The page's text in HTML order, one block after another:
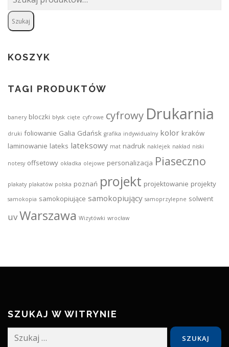
Szukaj
KOSZYK
TAGI PRODUKTÓW
banery bloczki błysk cięte cyfrowe cyfrowy Drukarnia
druki foliowanie Galia Gdańsk grafika indywidualny kolor kraków
laminowanie lateks lateksowy mat nadruk naklejek nakład niski
notesy offsetowy okładka olejowe personalizacja Piaseczno
plakaty plakatów polska poznań projekt projektowanie projekty
samokopia samokopiujące samokopiujący samoprzylepne solwent
uvWarszawa Wizytówki wrocław
SZUKAJ W WITRYNIE
Szukaj: